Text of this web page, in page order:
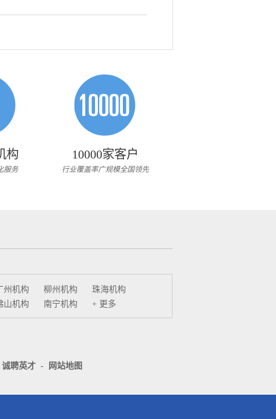
构
服务
10000家客户
行业覆盖率广规模全国领先
州机构 柳州机构
珠海机构
山机构 南宁机构 + 更多
诚聘英才 - 网站地图